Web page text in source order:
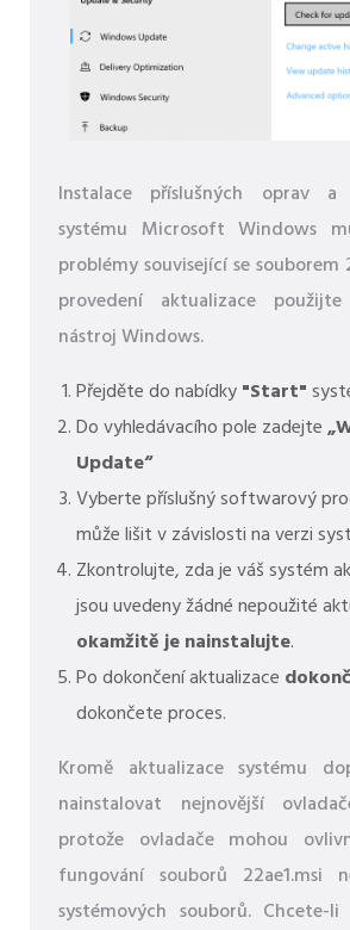
Instalace příslušných oprav a
systému Microsoft Windows
problémy související se souborem
provedení aktualizace
nástroj Windows.
Přejděte do nabídky"Start"
Do vyhledávacího pole zadejte
Update“
Vyberte příslušný softwarový
může lišit v závislosti na verzi
Zkontrolujte, zda je váš systém
jsou uvedeny žádné nepoužité
okamžitě je nainstalujte.
Po dokončení aktualizace
dokončete proces.
Kromě aktualizace systému
nainstalovat nejnovější
protože ovladače mohou
fungování souborů 22ae1.msi
systémových souborů. Chcete-